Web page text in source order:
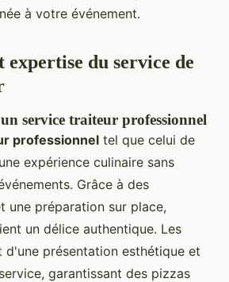
à votre événement.
expertise du service de
service traiteur professionnel
professionnel tel que celui de
expérience culinaire sans
Grâce à des
une préparation sur place,
un délice authentique. Les
d'une présentation esthétique et
garantissant des pizzas